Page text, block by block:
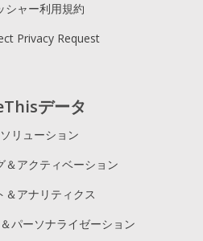
データ
リューション
＆アクティベーション
＆アナリティクス
パーソナライゼーション
シャー利用規約
Privacy Request